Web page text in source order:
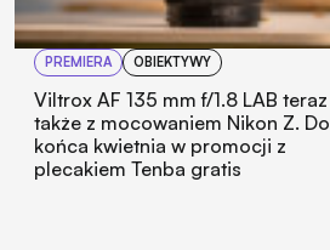
PREMIERA OBIEKTYWY
Viltrox AF 135 mm f/1.8 LAB teraz
także z mocowaniem Nikon Z. Do
końca kwietnia w promocji z
plecakiem Tenba gratis